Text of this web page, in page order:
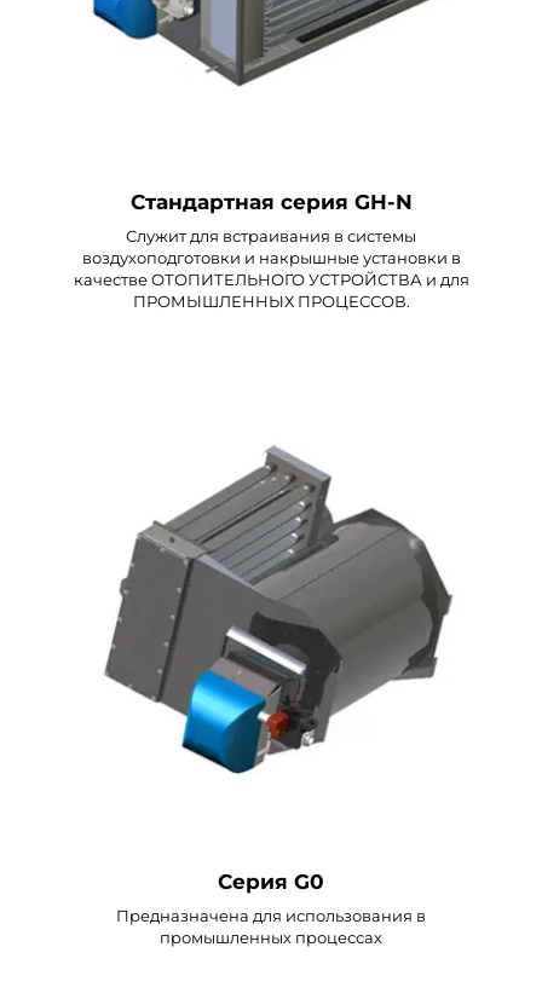
Стандартная серия GH-N
Служит для встраивания в системы
воздухоподготовки и накрышные установки в
качестве ОТОПИТЕЛЬНОГО УСТРОЙСТВА и для
ПРОМЫШЛЕННЫХ ПРОЦЕССОВ.
Серия G0
Предназначена для использования в
промышленных процессах